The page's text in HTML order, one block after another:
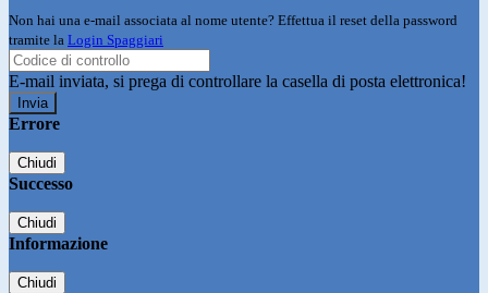
Non hai una e-mail associata al nome utente? Effettua il reset della password
tramite la Login Spaggiari
E-mail inviata, si prega di controllare la casella di posta elettronica!
Errore
Chiudi
Successo
Chiudi
Informazione
Chiudi